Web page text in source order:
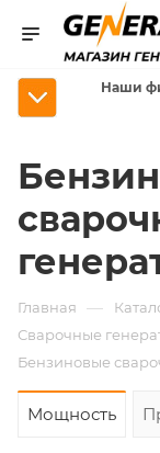
Наши
Главная —
Сварочные
Бензиновые
Мощность